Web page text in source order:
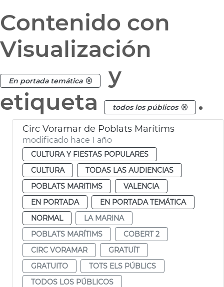
Contenido con
Visualización
En portada temática
y
etiqueta
todos los públicos .
Circ Voramar de Poblats Marítims
modificado hace 1 año
CULTURA Y FIESTAS POPULARES
CULTURA
TODAS LAS AUDIENCIAS
POBLATS MARITIMS
VALENCIA
EN PORTADA
EN PORTADA TEMÁTICA
NORMAL
LA MARINA
POBLATS MARÍTIMS
COBERT 2
CIRC VORAMAR
GRATUÏT
GRATUITO
TOTS ELS PÚBLICS
TODOS LOS PÚBLICOS